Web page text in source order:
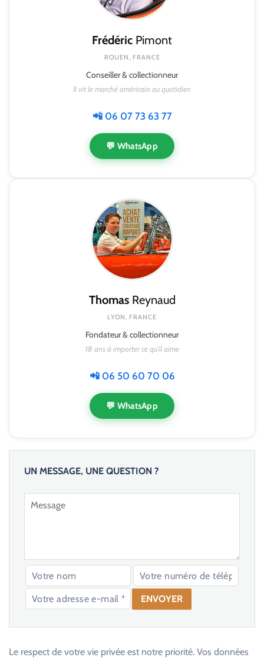
Frédéric Pimont
ROUEN, FRANCE
Conseiller & collectionneur
Il vit le marché américain au quotidien
📲 06 07 73 63 77
💬 WhatsApp
ThomasReynaud
LYON, FRANCE
Fondateur & collectionneur
18 ans à importer ce qu'il aime
📲 06 50 60 70 06
💬 WhatsApp
UN MESSAGE, UNE QUESTION ?
Le respect de votre vie privée est notre priorité. Vos données